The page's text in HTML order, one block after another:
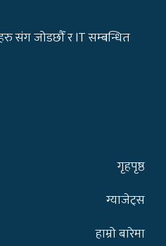
संग जोडछौँ र IT सम्बन्धित
गृहपृष्ठ
ग्याजेट्स
हाम्रो बारेमा